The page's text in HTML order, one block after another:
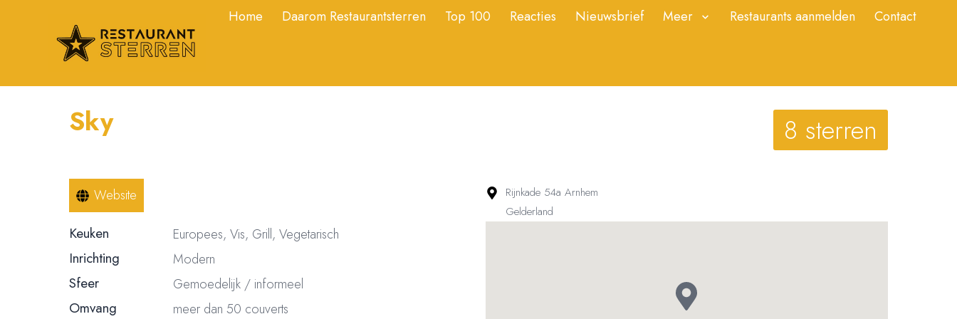
Home Daarom Restaurantsterren Top 100 Reacties Nieuwsbrief Meer Restaurants aanmelden Contact
Sky 8 sterren
Website
Keuken Europees, Vis, Grill, Vegetarisch
Inrichting Modern
Sfeer Gemoedelijk / informeel
Omvang meer dan 50 couverts
Rijnkade 54a Arnhem
Gelderland